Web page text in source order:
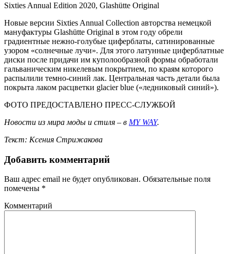
Sixties Annual Edition 2020, Glashütte Original
Новые версии Sixties Annual Collection авторства немецкой
мануфактуры Glashütte Original в этом году обрели
градиентные нежно-голубые циферблаты, сатинированные
узором «солнечные лучи». Для этого латунные циферблатные
диски после придачи им куполообразной формы обработали
гальваническим никелевым покрытием, по краям которого
распылили темно-синий лак. Центральная часть детали была
покрыта лаком расцветки glacier blue («ледниковый синий»).
ФОТО ПРЕДОСТАВЛЕНО ПРЕСС-СЛУЖБОЙ
Новости из мира моды и стиля – в MY WAY.
Текст: Ксения Стрижакова
Добавить комментарий
Ваш адрес email не будет опубликован. Обязательные поля
помечены *
Комментарий